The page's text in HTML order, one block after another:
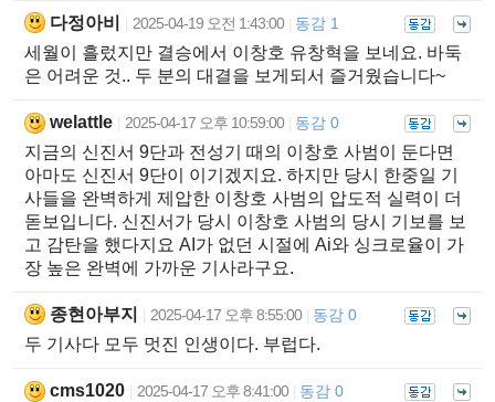
다정아비 2025-04-19 오전 1:43:00 동감 1
세월이 흘렀지만 결승에서 이창호 유창혁을 보네요. 바둑
은 어려운 것.. 두 분의 대결을 보게되서 즐거웠습니다~
welattle 2025-04-17 오후 10:59:00 동감 0
지금의 신진서 9단과 전성기 때의 이창호 사범이 둔다면
아마도 신진서 9단이 이기겠지요. 하지만 당시 한중일 기
사들을 완벽하게 제압한 이창호 사범의 압도적 실력이 더
돋보입니다. 신진서가 당시 이창호 사범의 당시 기보를 보
고 감탄을 했다지요 AI가 없던 시절에 Ai와 싱크로율이 가
장 높은 완벽에 가까운 기사라구요.
종현아부지 2025-04-17 오후 8:55:00 동감 0
두 기사다 모두 멋진 인생이다. 부럽다.
cms1020 2025-04-17 오후 8:41:00 동감 0